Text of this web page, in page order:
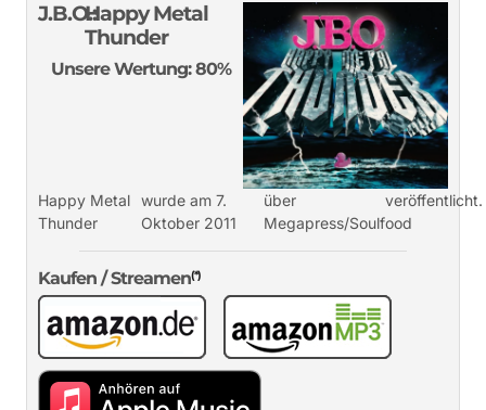
J.B.O.:Happy Metal
Thunder
Unsere Wertung: 80%
Happy Metal
Thunder
wurde am 7.
Oktober 2011
über
Megapress/Soulfood
veröffentlicht.
Kaufen / Streamen(*)